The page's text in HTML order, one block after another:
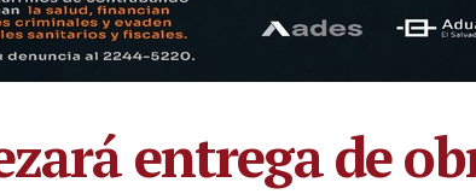
entrega de